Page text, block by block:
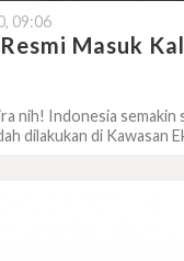
09:06
Masuk
nih! Indonesia
dilakukan di Kawasan